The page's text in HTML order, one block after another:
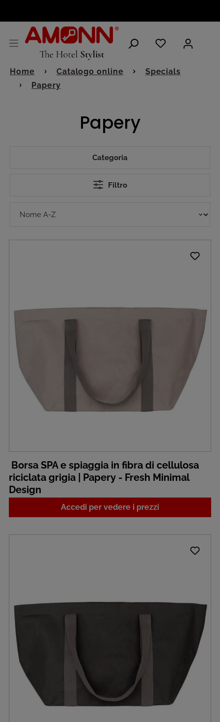
Home Catalogo online
Specials
Papery
Papery
Categoria
Filtro
Borsa SPA e spiaggia in fibra di cellulosa
riciclata grigia | Papery - Fresh Minimal
Design
Accedi per vedere i prezzi